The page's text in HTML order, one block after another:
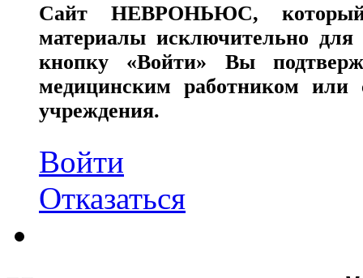
СайтНЕВРОНЬЮС,
материалы исключительно для
кнопку «Войти» Вы
медицинским работником или
учреждения.
Войти
Отказаться